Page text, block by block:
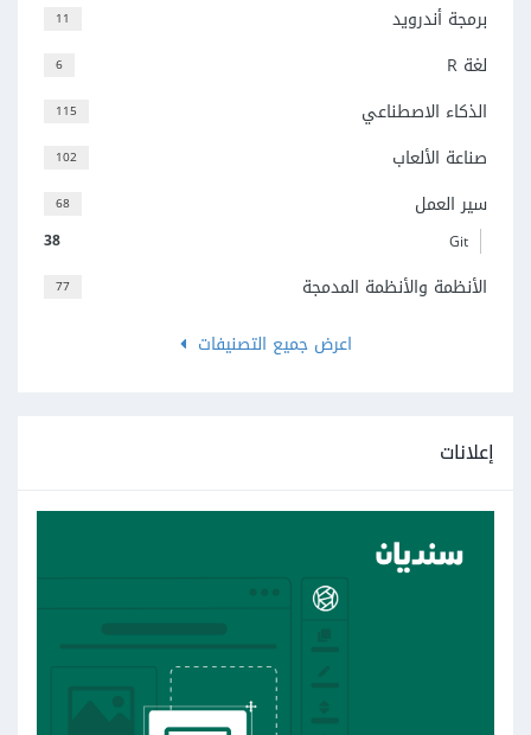
11 برمجة أندرويد
6 لغة R
115 الذكاء الاصطناعي
102 صناعة الألعاب
68 سير العمل
38 Git
77
الأنظمة والأنظمة المدمجة
اعرض جميع التصنيفات
إعلانات